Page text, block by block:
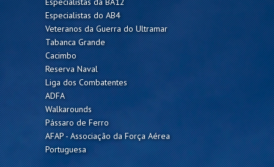
Especialistas do AB4
Veteranos da Guerra do Ultramar
Tabanca Grande
Cacimbo
Reserva Naval
Liga dos Combatentes
ADFA
Walkarounds
Pássaro de Ferro
AFAP - Associação da Força Aérea
Portuguesa